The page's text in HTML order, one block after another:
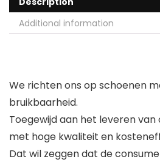
Additional information
We richten ons op schoenen
bruikbaarheid.
Toegewijd aan het leveren
met hoge kwaliteit en
Dat wil zeggen dat de